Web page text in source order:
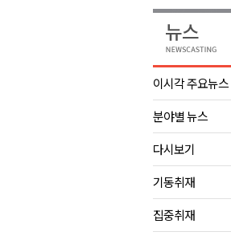
이시각 주요뉴스
분야별 뉴스
다시보기
기동취재
집중취재